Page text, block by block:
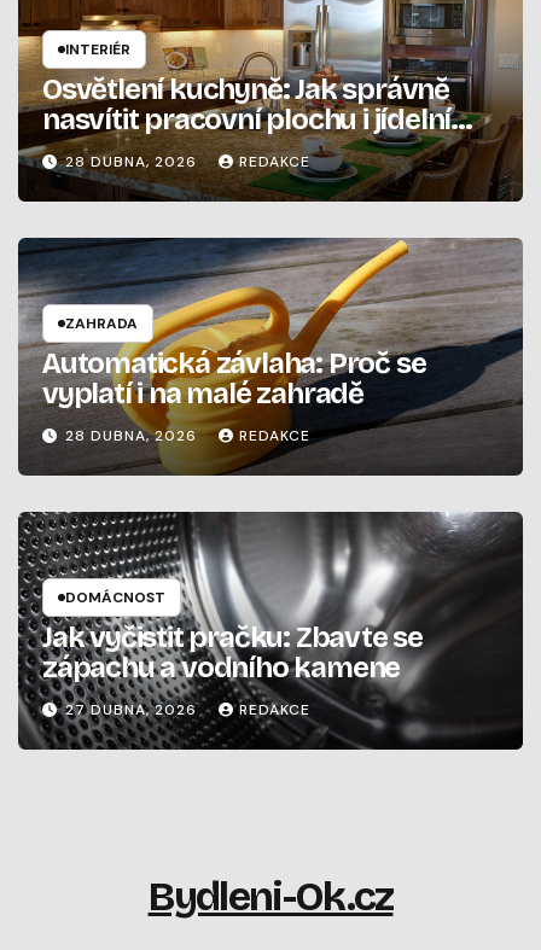
INTERIÉR
Osvětlení kuchyně: Jak správně
nasvítit pracovní plochu i jídelní
stůl28 DUBNA, 2026 REDAKCE
ZAHRADA
Automatická závlaha: Proč se
vyplatí i na malé zahradě
28 DUBNA, 2026 REDAKCE
DOMÁCNOST
Jak vyčistit pračku: Zbavte se
zápachu a vodního kamene
27 DUBNA, 2026 REDAKCE
Bydleni-Ok.cz